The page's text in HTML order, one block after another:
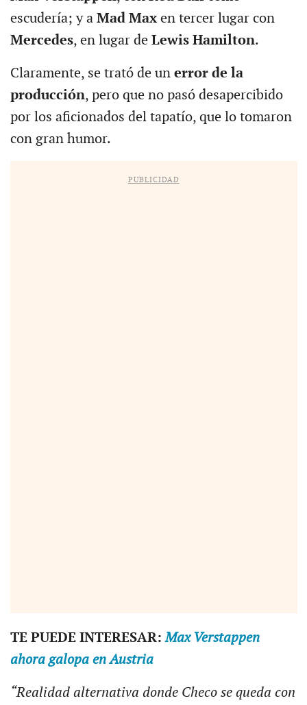
escudería; y a Mad Max en tercer lugar con
Mercedes, en lugar deLewis Hamilton.
Claramente, se trató de un error de la
producción, pero que no pasó desapercibido
por los aficionados del tapatío, que lo tomaron
con gran humor.
PUBLICIDAD
TE PUEDE INTERESAR:Max Verstappen
ahora galopa en Austria
“Realidad alternativa donde Checo se queda con